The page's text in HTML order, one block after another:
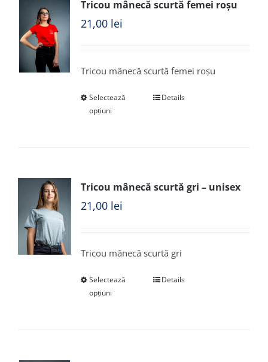
Tricou mânecă scurtă femei roșu
21,00 lei
Tricou mânecă scurtă femei roșu
Selectează
opțiuni
Details
Tricou mânecă scurtă gri – unisex
21,00 lei
Tricou mânecă scurtă gri
Selectează
opțiuni
Details